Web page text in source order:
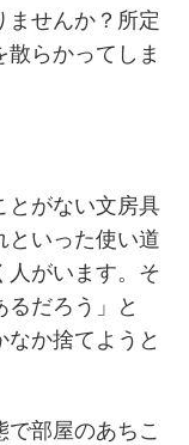
ませんか？所定
らかってしま
とがない文房具
といった使い道
人がいます。そ
だろう」と
か捨てようと
部屋のあちこ